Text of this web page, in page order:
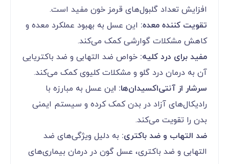
افزایش تعداد گلبول‌های قرمز خون مفید است.
تقویت کننده معده: این عسل به بهبود عملکرد معده و
کاهش مشکلات گوارشی کمک می‌کند.
مفید برای درد کلیه: خواص ضد التهابی و ضد باکتریایی
آن به درمان درد گلو و مشکلات کلیوی کمک می‌کند.
سرشار از آنتی‌اکسیدان‌ها: این عسل به مبارزه با
رادیکال‌های آزاد در بدن کمک کرده و سیستم ایمنی
بدن را تقویت می‌کند.
ضد التهاب و ضد باکتری: به دلیل ویژگی‌های ضد
التهابی و ضد باکتری، عسل گون در درمان بیماری‌های